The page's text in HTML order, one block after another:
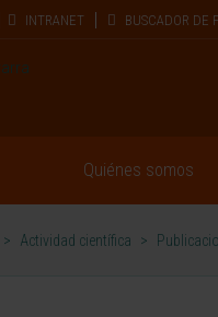
INTRANET BUSCADOR DE
Quiénes somos
> Actividad científica >